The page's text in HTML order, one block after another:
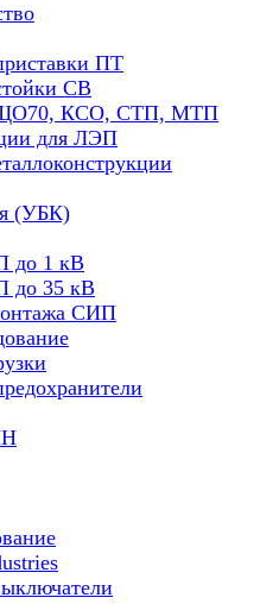
ПТ
СВ
КСО, СТП, МТП
для ЛЭП
(УБК)
до 1 кВ
до 35 кВ
СИП